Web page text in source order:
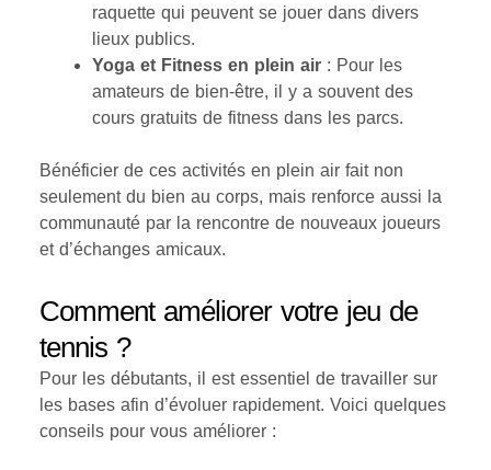
raquette qui peuvent se jouer dans divers
lieux publics.
Yoga et Fitness en plein air : Pour les
amateurs de bien-être, il y a souvent des
cours gratuits de fitness dans les parcs.
Bénéficier de ces activités en plein air fait non
seulement du bien au corps, mais renforce aussi la
communauté par la rencontre de nouveaux joueurs
et d’échanges amicaux.
Comment améliorer votre jeu de
tennis ?
Pour les débutants, il est essentiel de travailler sur
les bases afin d’évoluer rapidement. Voici quelques
conseils pour vous améliorer :